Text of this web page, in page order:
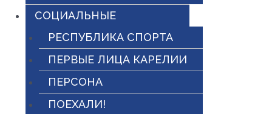
СОЦИАЛЬНЫЕ
РЕСПУБЛИКА СПОРТА
ПЕРВЫЕ ЛИЦА КАРЕЛИИ
ПЕРСОНА
ПОЕХАЛИ!